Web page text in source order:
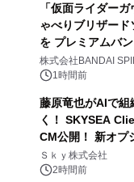
「仮面ライダー
ゃべりブリザード
を プレミアムバ
株式会社BANDAI
1時間前
藤原竜也がAIで組
く！ SKYSEA
CM公開！ 新オプ
業務実態を分析し
原竜也メイキング
Ｓｋｙ株式会社
2時間前